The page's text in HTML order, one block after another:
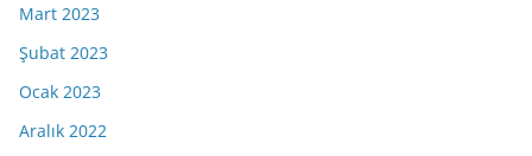
Mart 2023
Şubat 2023
Ocak 2023
Aralık 2022